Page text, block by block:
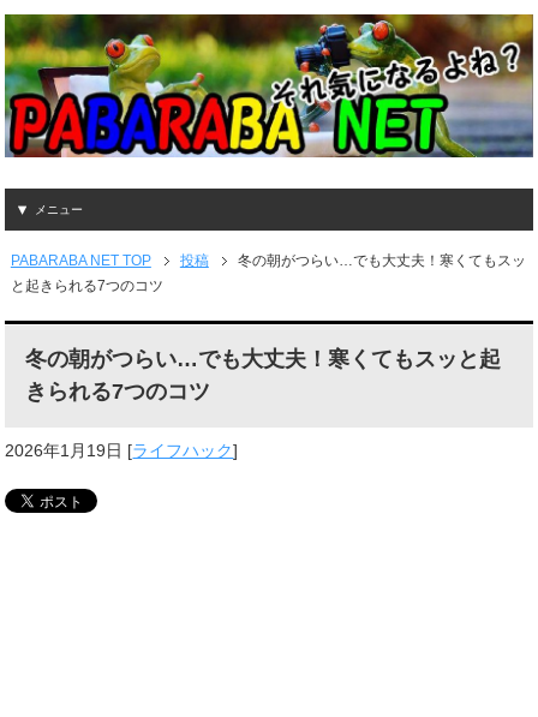
メニュー
PABARABA NET TOP 投稿
冬の朝がつらい…でも大丈夫！寒くてもスッ
と起きられる7つのコツ
冬の朝がつらい…でも大丈夫！寒くてもスッと起
きられる7つのコツ
2026年1月19日 [ライフハック]